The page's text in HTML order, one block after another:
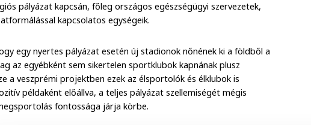
pályázat kapcsán, főleg országos egészségügyi szervezetek,
kapcsolatos egységeik.
egy nyertes pályázat esetén új stadionok nőnének ki a földből a
az egyébként sem sikertelen sportklubok kapnának plusz
a veszprémi projektben ezek az élsportolók és élklubok is
példaként előállva, a teljes pályázat szellemiségét mégis
fontossága járja körbe.